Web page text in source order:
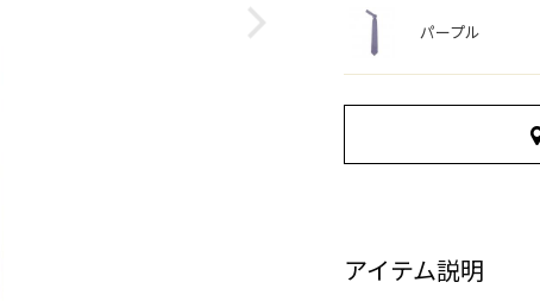
パープル
アイテム説明